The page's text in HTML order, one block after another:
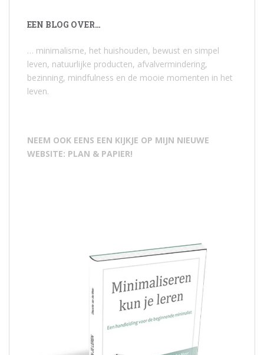
EEN BLOG OVER…
… minimalisme, het huishouden, bewust en simpel
leven, natuurlijke producten, afvalvermindering,
bezinning, mindfulness en de mooie momenten in het
leven.
NEEM OOK EENS EEN KIJKJE OP MIJN NIEUWE
WEBSITE: PLAN & PAPIER!